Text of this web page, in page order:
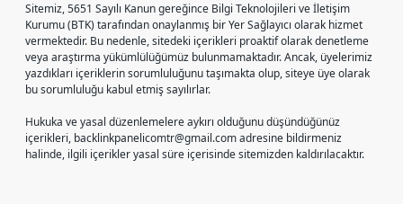
Sitemiz, 5651 Sayılı Kanun gereğince Bilgi Teknolojileri ve İletişim
Kurumu (BTK) tarafından onaylanmış bir Yer Sağlayıcı olarak hizmet
vermektedir. Bu nedenle, sitedeki içerikleri proaktif olarak denetleme
veya araştırma yükümlülüğümüz bulunmamaktadır. Ancak, üyelerimiz
yazdıkları içeriklerin sorumluluğunu taşımakta olup, siteye üye olarak
bu sorumluluğu kabul etmiş sayılırlar.
Hukuka ve yasal düzenlemelere aykırı olduğunu düşündüğünüz
içerikleri, backlinkpanelicomtr@gmail.comadresine bildirmeniz
halinde, ilgili içerikler yasal süre içerisinde sitemizden kaldırılacaktır.